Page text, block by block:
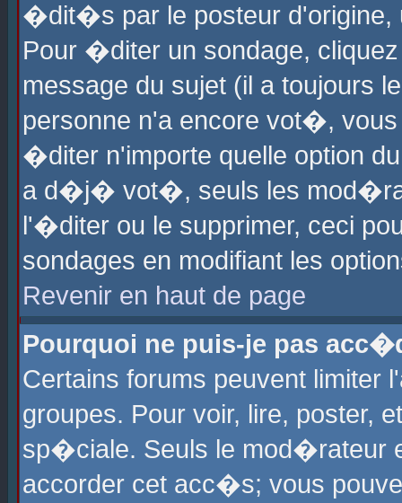
�dit�s par le posteur d'origine,
Pour �diter un sondage,
message du sujet (il a toujours
personne n'a encore vot�,
�diter n'importe quelle option
a d�j� vot�, seuls les
l'�diter ou le supprimer, ceci
sondages en modifiant les
Revenir en haut de page
Pourquoi ne puis-je pas
Certains forums peuvent
groupes. Pour voir, lire, poster,
sp�ciale. Seuls le mod�rateur
accorder cet acc�s; vous